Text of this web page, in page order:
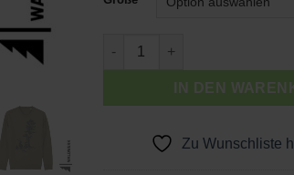
Kapitaler Hirsch Menge
IN DEN
Zu Wunschliste